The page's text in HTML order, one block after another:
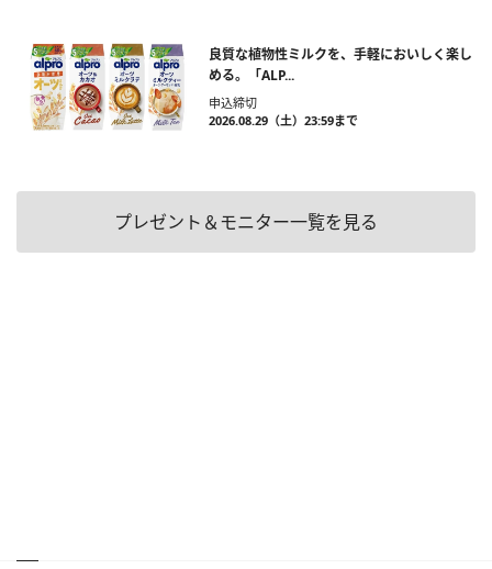
良質な植物性ミルクを、手軽においしく楽し
める。「ALP...
申込締切
2026.08.29（土）23:59まで
プレゼント＆モニター一覧を見る